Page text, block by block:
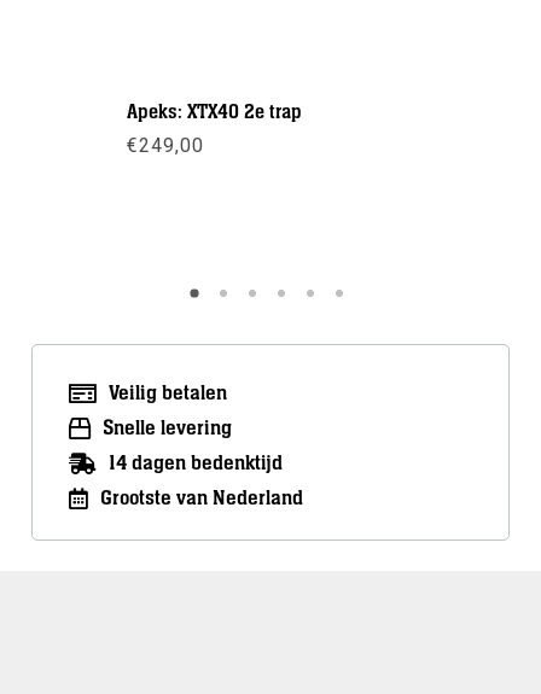
Apeks: XTX40 2e trap
€249,00
Veilig betalen
Snelle levering
14 dagen bedenktijd
Grootste van Nederland